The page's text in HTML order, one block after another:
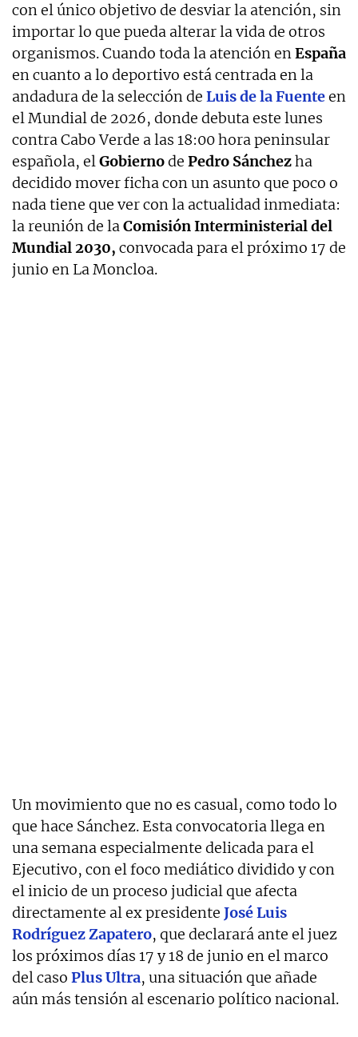
con el único objetivo de desviar la atención, sin
importar lo que pueda alterar la vida de otros
organismos. Cuando toda la atención enEspaña
en cuanto a lo deportivo está centrada en la
andadura de la selección de Luis de la Fuenteen
el Mundial de 2026, donde debuta este lunes
contra Cabo Verde a las 18:00 hora peninsular
española, elGobiernode Pedro Sánchezha
decidido mover ficha con un asunto que poco o
nada tiene que ver con la actualidad inmediata:
la reunión de laComisión Interministerial del
Mundial 2030, convocada para el próximo 17 de
junio en La Moncloa.
Un movimiento que no es casual, como todo lo
que hace Sánchez. Esta convocatoria llega en
una semana especialmente delicada para el
Ejecutivo, con el foco mediático dividido y con
el inicio de un proceso judicial que afecta
directamente al ex presidente José Luis
Rodríguez Zapatero, que declarará ante el juez
los próximos días 17 y 18 de junio en el marco
del caso Plus Ultra, una situación que añade
aún más tensión al escenario político nacional.